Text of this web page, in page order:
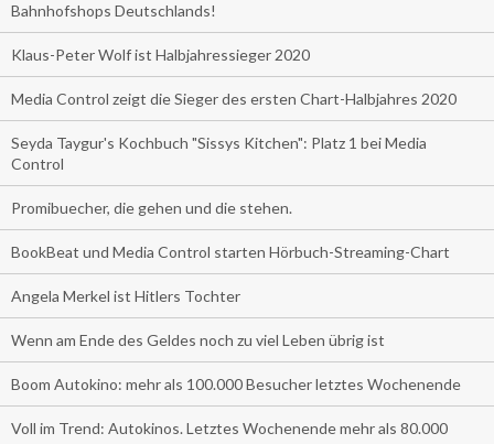
Bahnhofshops Deutschlands!
Klaus-Peter Wolf ist Halbjahressieger 2020
Media Control zeigt die Sieger des ersten Chart-Halbjahres 2020
Seyda Taygur's Kochbuch "Sissys Kitchen": Platz 1 bei Media
Control
Promibuecher, die gehen und die stehen.
BookBeat und Media Control starten Hörbuch-Streaming-Chart
Angela Merkel ist Hitlers Tochter
Wenn am Ende des Geldes noch zu viel Leben übrig ist
Boom Autokino: mehr als 100.000 Besucher letztes Wochenende
Voll im Trend: Autokinos. Letztes Wochenende mehr als 80.000